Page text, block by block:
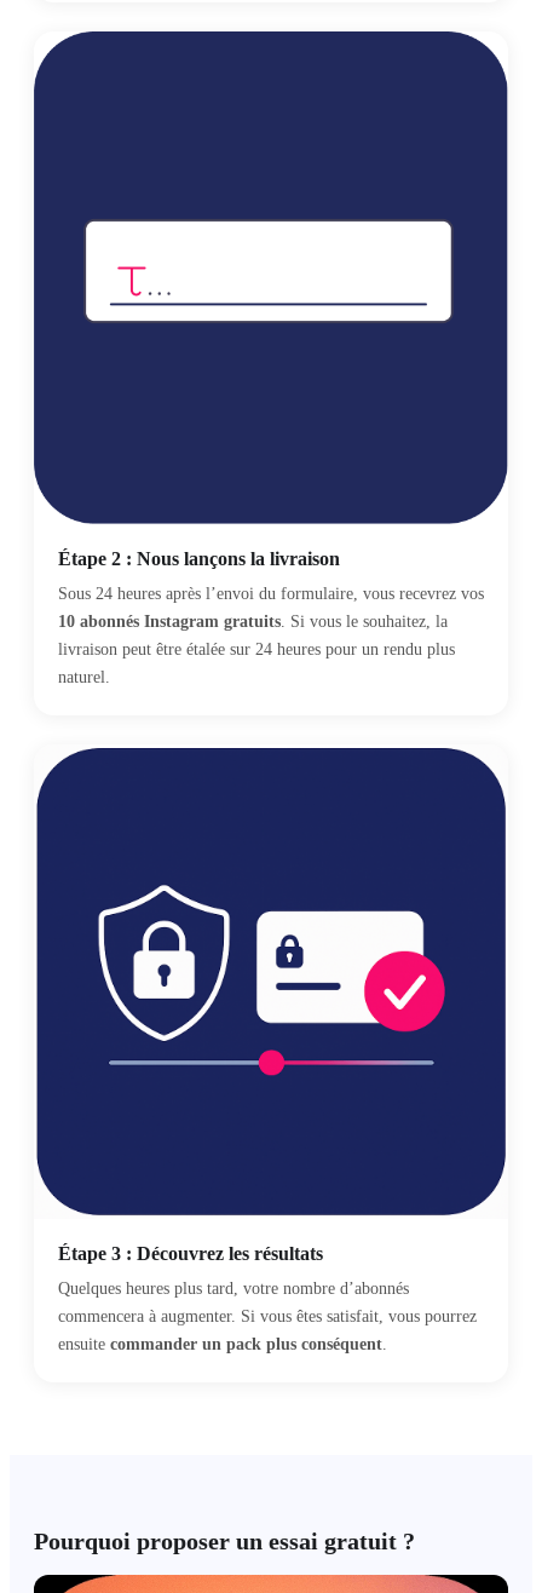
Étape 2 : Nous lançons la livraison
Sous 24 heures après l’envoi du formulaire, vous recevrez vos
10 abonnés Instagram gratuits . Si vous le souhaitez, la
livraison peut être étalée sur 24 heures pour un rendu plus
naturel.
Étape 3 : Découvrez les résultats
Quelques heures plus tard, votre nombre d’abonnés
commencera à augmenter. Si vous êtes satisfait, vous pourrez
ensuite commander un pack plus conséquent
Pourquoi proposer un essai gratuit ?